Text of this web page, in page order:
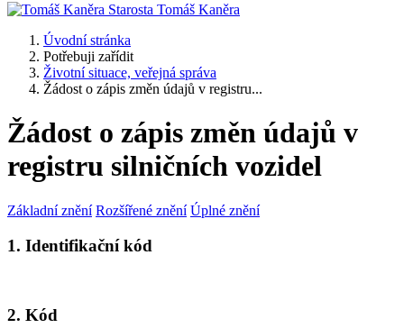
Starosta Tomáš Kaněra
Úvodní stránka
Potřebuji zařídit
Životní situace, veřejná správa
Žádost o zápis změn údajů v registru...
Žádost o zápis změn údajů v
registru silničních vozidel
Základní znění Rozšířené znění Úplné znění
1. Identifikační kód
2. Kód